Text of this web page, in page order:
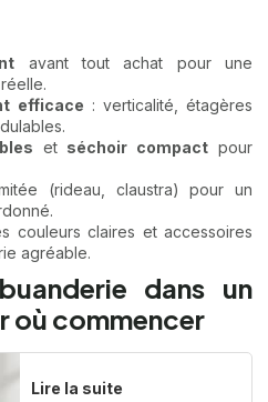
avant tout achat pour une
réelle.
efficace : verticalité, étagères
et séchoir compact pour
(rideau, claustra) pour un
couleurs claires et accessoires
agréable.
dans un
où commencer
Lire la suite